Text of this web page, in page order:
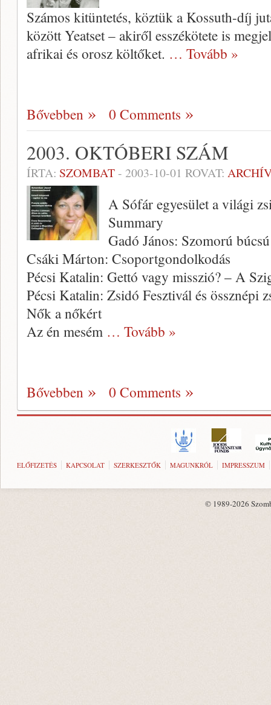
Számos kitüntetés, köztük a Kossuth-díj
között Yeatset – akiről esszéköte­te is
afrikai és orosz költőket. … Tovább »
Bővebben 0 Comments
2003. OKTÓBERI SZÁM
ÍRTA: SZOMBAT- 2003-10-01 ROVAT:
A Sófár egyesület a világi
Summary
Gadó János: Szomorú búcsú
Csáki Márton: Csoportgondolkodás
Pécsi Katalin: Gettó vagy misszió? – A
Pécsi Katalin: Zsidó Fesztivál és össznépi
Nők a nőkért
Az én mesém … Tovább »
Bővebben 0 Comments
ELŐFIZETÉS KAPCSOLAT SZERKESZTŐK MAGUNKRÓL IMPRESSZUM
© 1989-2026